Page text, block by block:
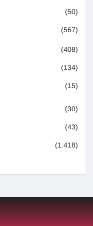
(50)
(567)
(408)
(134)
(15)
(30)
(43)
(1.418)